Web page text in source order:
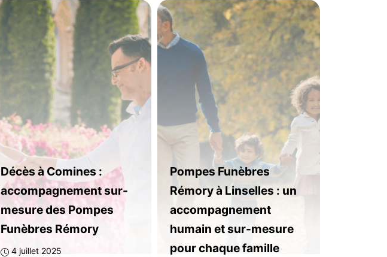
Décès à Comines :
accompagnement sur-
mesure des Pompes
Funèbres Rémory
4 juillet 2025
Pompes Funèbres
Rémory à Linselles : un
accompagnement
humain et sur-mesure
pour chaque famille